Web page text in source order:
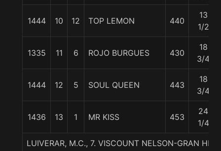
1444 10 12 TOP LEMON 440
13
1/2
1335 11 6 ROJO BURGUES 430
18
3/4
1444 12 5 SOUL QUEEN 443
18
3/4
1436 13 1 MR KISS 453
24
1/4
LUIVERAR, M.C., 7. VISCOUNT NELSON-GRAN